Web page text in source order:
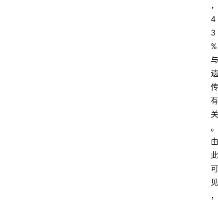
，
4
3
%
与
遗
传
有
关
。
由
此
可
见
，